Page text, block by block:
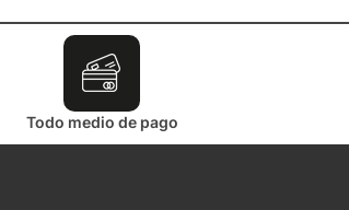
Todo medio de pago